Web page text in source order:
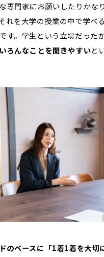
専門家にお願いしたりかな
れを大学の授業の中で学べ
す。学生という立場だったか
ろんなことを聞きやすいと
ベースに「1着1着を大切